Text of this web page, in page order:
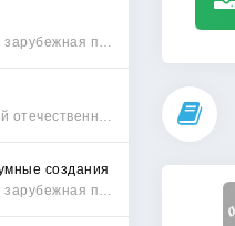
создания